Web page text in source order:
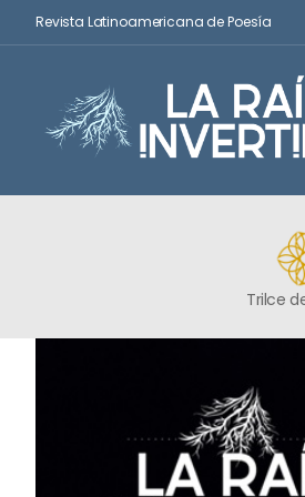
Revista Latinoamericana de Poesía
Trilce